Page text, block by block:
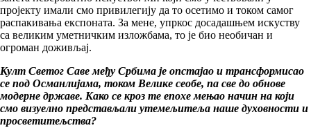
пројекту имали смо привилегију да то осетимо и током самог
распакивања експоната. За мене, упркос досадашњем искуству
са великим уметничким изложбама, то је био необичан и
огроман доживљај.
Култ Светог Саве међу Србима је опстајао и трансформисао
се под Османлијама, током Велике сеобе, па све до обнове
модерне државе. Како се кроз те епохе мењао начин на који
смо визуелно представљали утемељитеља наше духовности и
просветитељства?